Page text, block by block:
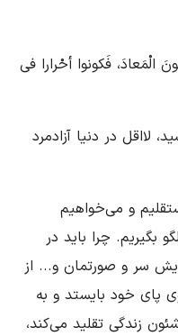
فَکونوا أحْرارا فی
لااقل در دنیا آزادمرد
و می‌خواهیم
بگیریم. چرا باید در
سر و صورتمان و... از
پای خود بایستد و به
زندگی تقلید می‌کند،